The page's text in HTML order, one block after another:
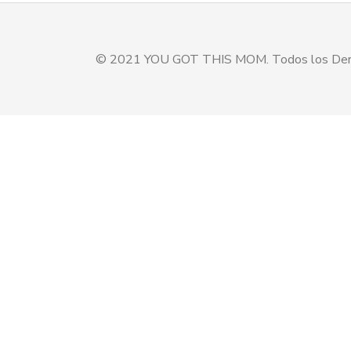
© 2021 YOU GOT THIS MOM. Todos los